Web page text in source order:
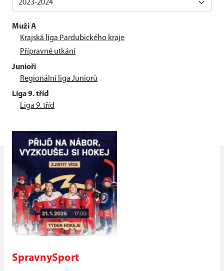
Muži A
Krajská liga Pardubického kraje
Přípravné utkání
Junioři
Regionální liga Juniorů
Liga 9. tříd
Liga 9. tříd
SpravnySport